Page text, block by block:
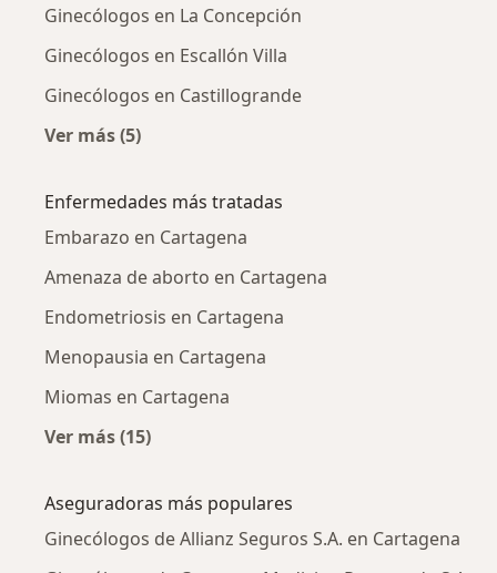
Ginecólogos en La Concepción
Ginecólogos en Escallón Villa
Ginecólogos en Castillogrande
Ver más (5)
Enfermedades más tratadas
Embarazo en Cartagena
Amenaza de aborto en Cartagena
Endometriosis en Cartagena
Menopausia en Cartagena
Miomas en Cartagena
Ver más (15)
Aseguradoras más populares
Ginecólogos de Allianz Seguros S.A. en Cartagena